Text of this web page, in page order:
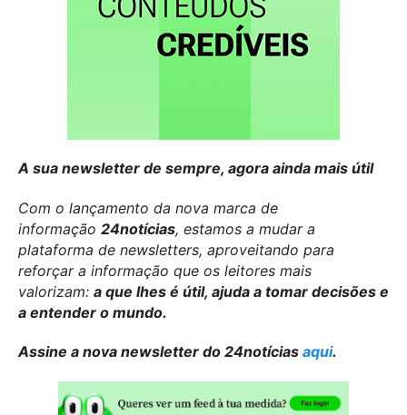
A sua newsletter de sempre, agora ainda mais útil
Com o lançamento da nova marca de
informação 24notícias, estamos a mudar a
plataforma de newsletters, aproveitando para
reforçar a informação que os leitores mais
valorizam: a que lhes é útil, ajuda a tomar decisões e
a entender o mundo.
Assine a nova newsletter do 24notícias aqui.